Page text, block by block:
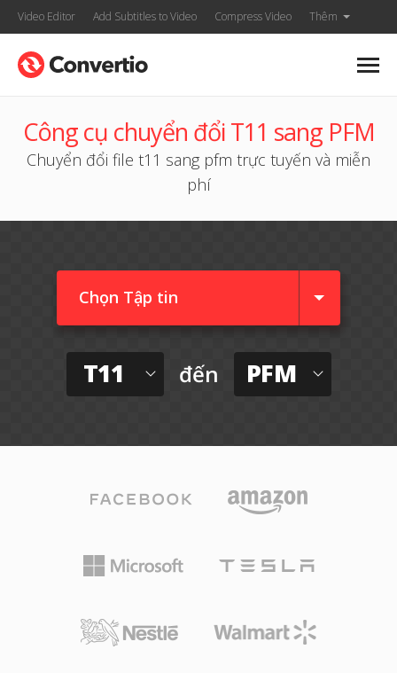
Video Editor Add Subtitles to Video Compress Video Thêm
Công cụ chuyển đổi T11 sang PFM
Chuyển đổi file t11 sang pfm trực tuyến và miễn
phí
Chọn Tập tin
T11 đến PFM